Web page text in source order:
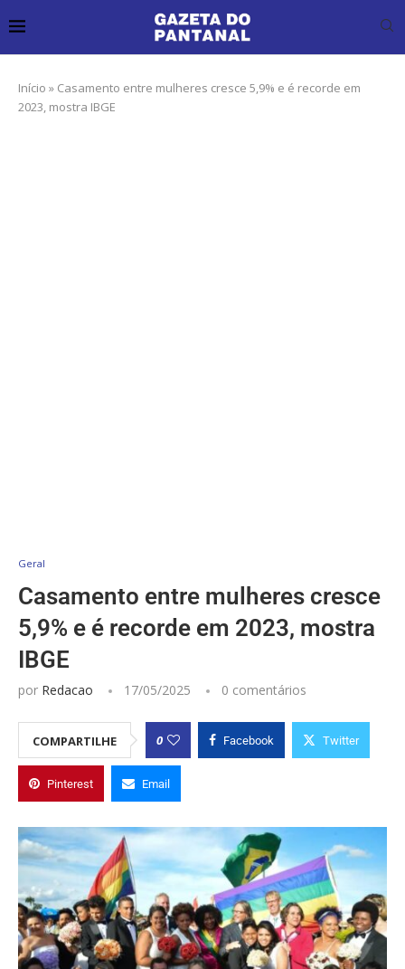
Início » Casamento entre mulheres cresce 5,9% e é recorde em
2023, mostra IBGE
Geral
Casamento entre mulheres cresce
5,9% e é recorde em 2023, mostra
IBGE
por Redacao 17/05/2025 0 comentários
COMPARTILHE 0 Facebook Twitter
Pinterest Email